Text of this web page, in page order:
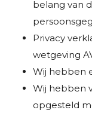
belang van
Privacy
wetgeving
Wij hebben
Wij hebben
opgesteld